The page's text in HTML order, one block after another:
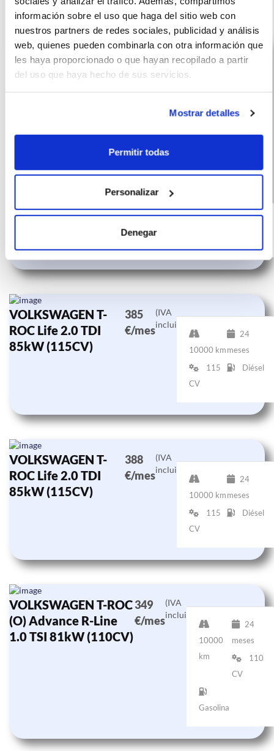
información sobre el uso que haga del sitio web con
nuestros partners de redes sociales, publicidad y análisis
web, quienes pueden combinarla con otra información que
les haya proporcionado o que hayan recopilado a partir
del uso que haya hecho de sus servicios.
Mostrar detalles
Permitir todas
Personalizar
Denegar
ROC
T-Roc
€/mes
(IVA
incluido)
VOLKSWAGEN T-
ROC Life 2.0 TDI
85kW (115CV)
385
€/mes
(IVA
incluido)
10000 km
24
meses
115
CV
Diésel
VOLKSWAGEN T-
ROC Life 2.0 TDI
85kW (115CV)
388
€/mes
(IVA
incluido)
10000 km
24
meses
115
CV
Diésel
VOLKSWAGEN T-ROC
(O) Advance R-Line
1.0 TSI 81kW (110CV)
349
€/mes
(IVA
incluido)
10000
km
24
meses
110
CV
Gasolina